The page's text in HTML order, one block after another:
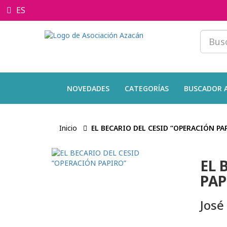
ES
NOVEDADES CATEGORÍAS BUSCADOR
Inicio EL BECARIO DEL CESID “OPERACIÓN
EL